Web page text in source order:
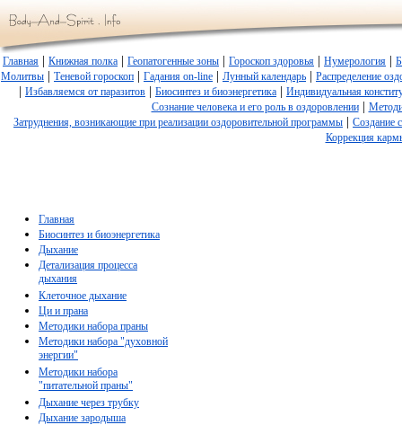
Главная | Книжная полка | Геопатогенные зоны | Гороскоп здоровья | Нумерология |
Молитвы | Теневой гороскоп | Гадания on-line | Лунный календарь | Распределение
| Избавляемся от паразитов | Биосинтез и биоэнергетика | Индивидуальная
Сознание человека и его роль в оздоровлении|
Затруднения, возникающие при реализации оздоровительной программы | Создание
Коррекция
Главная
Биосинтез и биоэнергетика
Дыхание
Детализация процесса
дыхания
Клеточное дыхание
Ци и прана
Методики набора праны
Методики набора "духовной
энергии"
Методики набора
"питательной праны"
Дыхание через трубку
Дыхание зародыша